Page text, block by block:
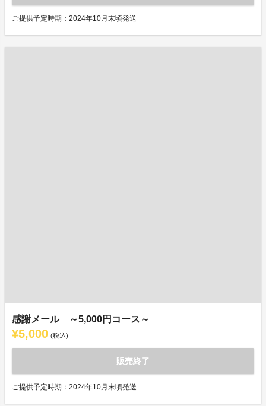
ご提供予定時期：2024年10月末頃発送
感謝メール ～5,000円コース～
¥5,000 (税込)
販売終了
ご提供予定時期：2024年10月末頃発送